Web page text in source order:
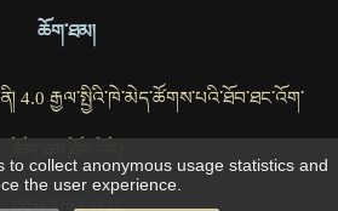
ཆོག་ཐམ།
4.0 རྒྱལ་སྤྱིའི་ཁེ་མེད་ཚོགས་པའི་ཐོབ་ཐང་འོག་
ISSN 2753-4812
to collect anonymous usage statistics and
the user experience.